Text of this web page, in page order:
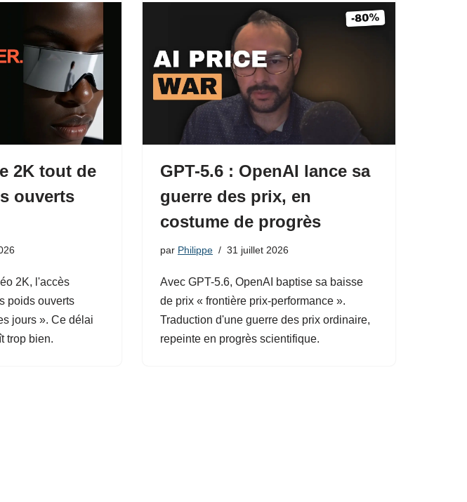
2K tout de
ouverts
2K, l'accès
poids ouverts
jours ». Ce délai
trop bien.
GPT-5.6 : OpenAI lance sa
guerre des prix, en
costume de progrès
par Philippe 31 juillet 2026
Avec GPT-5.6, OpenAI baptise sa baisse
de prix « frontière prix-performance ».
Traduction d'une guerre des prix ordinaire,
repeinte en progrès scientifique.